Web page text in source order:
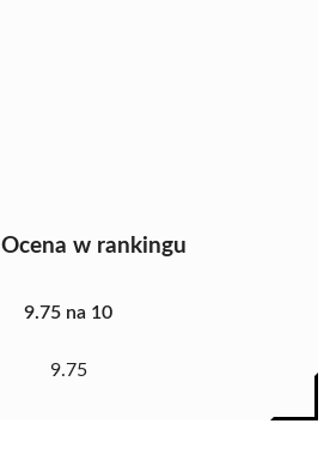
Ocena w rankingu
9.75 na 10
9.75